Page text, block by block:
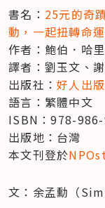
書名： 25元的奇
動，一起扭轉命
作者：鮑伯．哈
譯者：劉玉文、
出版社：好人出版
語言：繁體中文
ISBN：978-
出版地：台灣
本文刊登於
文：余孟勳（